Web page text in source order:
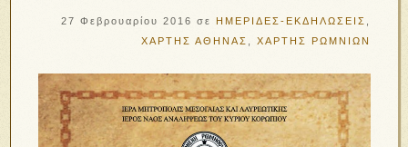
27 Φεβρουαρίου 2016 σε ΗΜΕΡΙΔΕΣ-ΕΚΔΗΛΩΣΕΙΣ
ΧΑΡΤΗΣ ΑΘΗΝΑΣ
ΧΑΡΤΗΣ ΡΩΜΝΙΩΝ